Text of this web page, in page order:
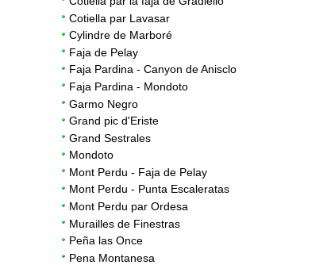
Cotiella par Lavasar
Cylindre de Marboré
Faja de Pelay
Faja Pardina - Canyon de Anisclo
Faja Pardina - Mondoto
Garmo Negro
Grand pic d'Eriste
Grand Sestrales
Mondoto
Mont Perdu - Faja de Pelay
Mont Perdu - Punta Escaleratas
Mont Perdu par Ordesa
Murailles de Finestras
Peña las Once
Pena Montanesa